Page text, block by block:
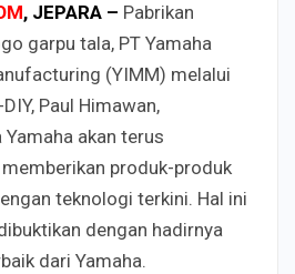
, JEPARA – Pabrikan
garpu tala, PT Yamaha
(YIMM) melalui
Paul Himawan,
akan terus
produk-produk
teknologi terkini. Hal ini
dengan hadirnya
dari Yamaha.